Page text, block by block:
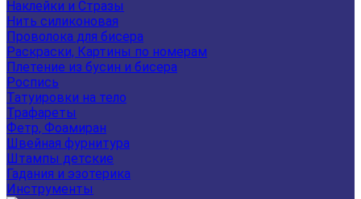
Наклейки и Стразы
Нить силиконовая
Проволока для бисера
Раскраски, Картины по номерам
Плетение из бусин и бисера
Роспись
Татуировки на тело
Трафареты
Фетр, Фоамиран
Швейная фурнитура
Штампы детские
Гадания и эзотерика
Инструменты